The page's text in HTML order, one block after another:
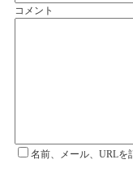
コメント
名前、メール、URLを